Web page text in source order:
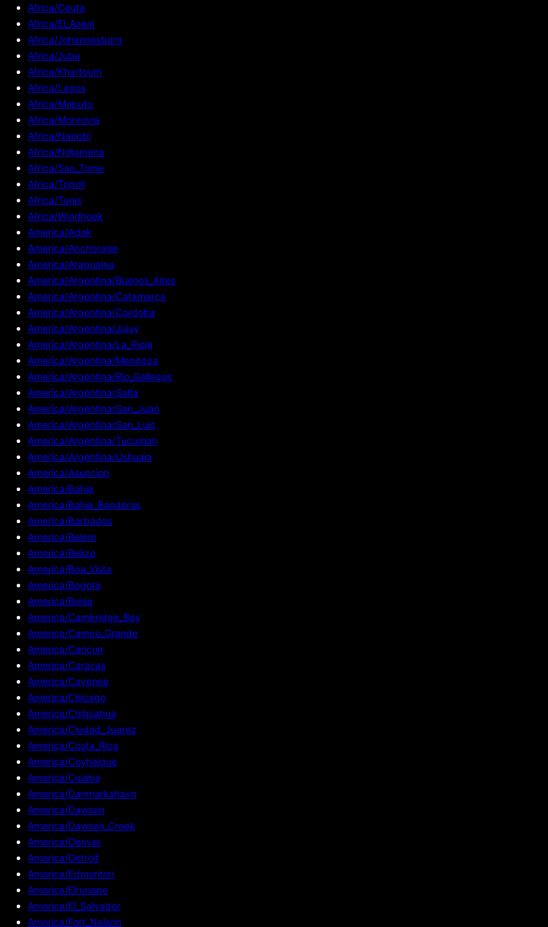
Africa/Ceuta
Africa/El_Aaiun
Africa/Johannesburg
Africa/Juba
Africa/Khartoum
Africa/Lagos
Africa/Maputo
Africa/Monrovia
Africa/Nairobi
Africa/Ndjamena
Africa/Sao_Tome
Africa/Tripoli
Africa/Tunis
Africa/Windhoek
America/Adak
America/Anchorage
America/Araguaina
America/Argentina/Buenos_Aires
America/Argentina/Catamarca
America/Argentina/Cordoba
America/Argentina/Jujuy
America/Argentina/La_Rioja
America/Argentina/Mendoza
America/Argentina/Rio_Gallegos
America/Argentina/Salta
America/Argentina/San_Juan
America/Argentina/San_Luis
America/Argentina/Tucuman
America/Argentina/Ushuaia
America/Asuncion
America/Bahia
America/Bahia_Banderas
America/Barbados
America/Belem
America/Belize
America/Boa_Vista
America/Bogota
America/Boise
America/Cambridge_Bay
America/Campo_Grande
America/Cancun
America/Caracas
America/Cayenne
America/Chicago
America/Chihuahua
America/Ciudad_Juarez
America/Costa_Rica
America/Coyhaique
America/Cuiaba
America/Danmarkshavn
America/Dawson
America/Dawson_Creek
America/Denver
America/Detroit
America/Edmonton
America/Eirunepe
America/El_Salvador
America/Fort_Nelson